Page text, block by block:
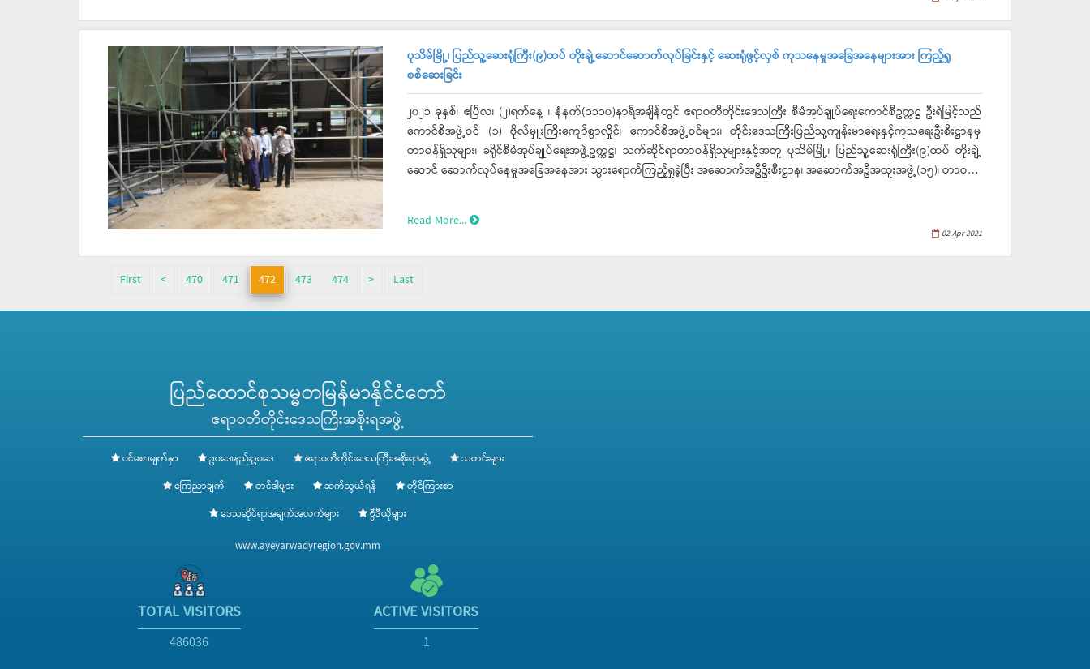
ကြားသည်။ ဆက်လက်၍ အတွင်းရေးမှူးဦးသန်းဆွေဝင်းက “ယခုဆောင်ရွက်မည့် ပွဲတော်များသည် နှစ်စဉ်ဆောင်ရွက် နေသည့်
ပွဲတော်များဖြစ်၍ အခက်အခဲမရှိနိုင်ကြောင်း၊ ငွေဆောင်၊ ချောင်းသာကမ်းခြေများ လည်း ဖွင့်လှစ်မည်ဖြစ်သဖြင့် ကိုဗစ်-၁၉ရောဂါ
ညွှန်ကြားချက်များနှင့်အညီ ဖြစ်စေရေးနှင့် အပန်းဖြေပြည်သူများ၏ လုံခြုံရေးအတွက်လည်း စီစဉ်ဆောင်ရွက်ရန်လိုကြောင်း” စသည်
ဖြင့် ပြောကြားပြီး လုပ်ငန်းကော်မတီ(၈)ခုမှ လိုအပ်သည်များ တင်ပြဆွေးနွေးခဲ့ကြသည်။ ယခုနှစ် မဟာသင်္ကြန်ပွဲတော်၏ ဘေးမဲ့ငါး
လွှတ်ပွဲ၌ ငါးမြစ်ချင်းအကောင်ရေ(၅)သောင်း အား ငဝန်မြစ်အတွင်းသို့ စေလွှတ်မည်ဖြစ်ကြောင်းနှင့် ပြည်သူများအပန်းဖြေနားနေနိုင်
ရေး အတွက် ငွေဆောင်၊ ချောင်းသာကမ်းခြေများလည်း ဖွင့်လှစ်ထားရှိမည် ဖြစ်ကြောင်းသိရှိရသည်။
ပုသိမ်မြို့၊ ပြည်သူ့ဆေးရုံကြီး(၉)ထပ် တိုးချဲ့ဆောင်ဆောက်လုပ်ခြင်းနှင့် ဆေးရုံဖွင့်လှစ် ကုသနေမှုအခြေအနေများအား ကြည့်ရှု
စစ်ဆေးခြင်း
၂၀၂၁ ခုနှစ်၊ ဧပြီလ၊ (၂)ရက်နေ့ ၊ နံနက်(၁၁၁၀)နာရီအချိန်တွင် ဧရာဝတီတိုင်းဒေသကြီး စီမံအုပ်ချုပ်ရေးကောင်စီဥက္ကဋ္ဌ ဦးရဲမြင့်သည်
ကောင်စီအဖွဲ့ဝင် (၁) ဗိုလ်မှူးကြီးကျော်စွာလှိုင်၊ ကောင်စီအဖွဲ့ဝင်များ၊ တိုင်းဒေသကြီးပြည်သူ့ကျန်းမာရေးနှင့်ကုသရေးဦးစီးဌာနမှ
တာဝန်ရှိသူများ၊ ခရိုင်စီမံအုပ်ချုပ်ရေးအဖွဲ့ဥက္ကဋ္ဌ၊ သက်ဆိုင်ရာတာဝန်ရှိသူများနှင့်အတူ ပုသိမ်မြို့၊ ပြည်သူ့ဆေးရုံကြီး(၉)ထပ် တိုးချဲ့
ဆောင် ဆောက်လုပ်နေမှုအခြေအနေအား သွားရောက်ကြည့်ရှုခဲ့ပြီး အဆောက်အဦဦးစီးဌာန၊ အဆောက်အဦအထူးအဖွဲ့(၁၅)၊ တာဝန်ခံ
စစ်ဆေးခဲ့ပါသည်။ ဆက်လက်၍ တိုင်းဒေသကြီးစီမံအုပ်ချုပ်ရေးကောင်စီဥက္ကဋ္ဌနှင့်အဖွဲ့သည် ပုသိမ်ပြည်သူ့ ဆေးရုံ ခုတင်(၅၀၀) ဖွင့်
Read More...
02-Apr-2021
First < 470 471 472 473 474 > Last
ပြည်ထောင်စုသမ္မတမြန်မာနိုင်ငံတော်
ဧရာဝတီတိုင်းဒေသကြီးအစိုးရအဖွဲ့
ပင်မစာမျက်နှာ ဥပဒေ၊နည်းဥပဒေ ဧရာဝတီတိုင်းဒေသကြီးအစိုးရအဖွဲ့
သတင်းများ
ကြေညာချက်
တင်ဒါများ ဆက်သွယ်ရန်
တိုင်ကြားစာ
ဒေသဆိုင်ရာအချက်အလက်များ
ဗွီဒီယိုများ
www.ayeyarwadyregion.gov.mm
TOTAL VISITORS
486036
ACTIVE VISITORS
1